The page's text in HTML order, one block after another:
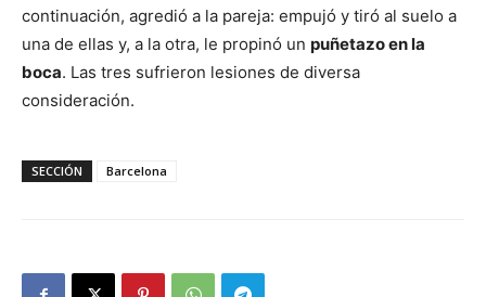
continuación, agredió a la pareja: empujó y tiró al suelo a
una de ellas y, a la otra, le propinó un puñetazo en la
boca. Las tres sufrieron lesiones de diversa
consideración.
SECCIÓN Barcelona